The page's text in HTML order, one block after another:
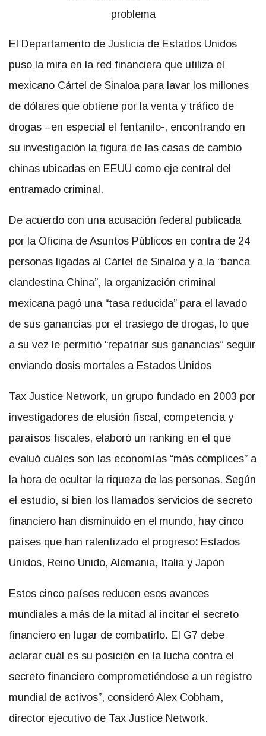
El Departamento de Justicia de Estados Unidos
puso la mira en la red financiera que utiliza el
mexicano Cártel de Sinaloa para lavar los millones
de dólares que obtiene por la venta y tráfico de
drogas –en especial el fentanilo-, encontrando en
su investigación la figura de las casas de cambio
chinas ubicadas en EEUU como eje central del
entramado criminal.
De acuerdo con una acusación federal publicada
por la Oficina de Asuntos Públicos en contra de 24
personas ligadas al Cártel de Sinaloa y a la “banca
clandestina China”, la organización criminal
mexicana pagó una “tasa reducida” para el lavado
de sus ganancias por el trasiego de drogas, lo que
a su vez le permitió “repatriar sus ganancias” seguir
enviando dosis mortales a Estados Unidos
Tax Justice Network, un grupo fundado en 2003 por
investigadores de elusión fiscal, competencia y
paraísos fiscales, elaboró un ranking en el que
evaluó cuáles son las economías “más cómplices” a
la hora de ocultar la riqueza de las personas. Según
el estudio, si bien los llamados servicios de secreto
financiero han disminuido en el mundo, hay cinco
países que han ralentizado el progreso: Estados
Unidos, Reino Unido, Alemania, Italia y Japón
Estos cinco países reducen esos avances
mundiales a más de la mitad al incitar el secreto
financiero en lugar de combatirlo. El G7 debe
aclarar cuál es su posición en la lucha contra el
secreto financiero comprometiéndose a un registro
mundial de activos”, consideró Alex Cobham,
director ejecutivo de Tax Justice Network.